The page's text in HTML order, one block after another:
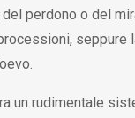
perdono o del
seppure
un rudimentale